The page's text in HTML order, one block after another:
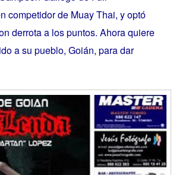
competidor de Muay Thai, y optó
derrota a los puntos. Ahora quiere
a su pueblo, Goián, para dar